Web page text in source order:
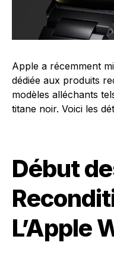
Apple a récemment
dédiée aux produits
modèles alléchants
titane noir. Voici les
Début
L’Apple